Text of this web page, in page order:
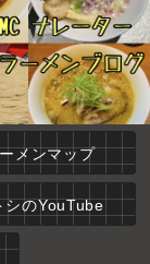
メンマップ
シのYouTube